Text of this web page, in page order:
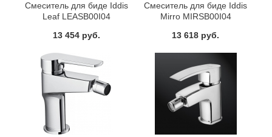
Смеситель для биде Iddis
Leaf LEASB00I04
13 454 руб.
Смеситель для биде Iddis
Mirro MIRSB00I04
13 618 руб.